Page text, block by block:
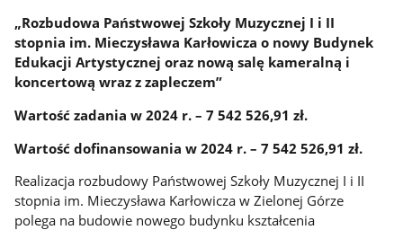
„Rozbudowa Państwowej Szkoły Muzycznej I i II
stopnia im. Mieczysława Karłowicza o nowy Budynek
Edukacji Artystycznej oraz nową salę kameralną i
koncertową wraz z zapleczem”
Wartość zadania w 2024 r. – 7 542 526,91 zł.
Wartość dofinansowania w 2024 r. – 7 542 526,91 zł.
Realizacja rozbudowy Państwowej Szkoły Muzycznej I i II
stopnia im. Mieczysława Karłowicza w Zielonej Górze
polega na budowie nowego budynku kształcenia